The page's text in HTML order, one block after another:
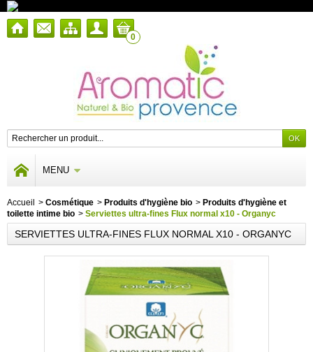
0
MENU
Accueil > Cosmétique > Produits d'hygiène bio > Produits d'hygiène et
toilette intime bio > Serviettes ultra-fines Flux normal x10 - Organyc
SERVIETTES ULTRA-FINES FLUX NORMAL X10 - ORGANYC